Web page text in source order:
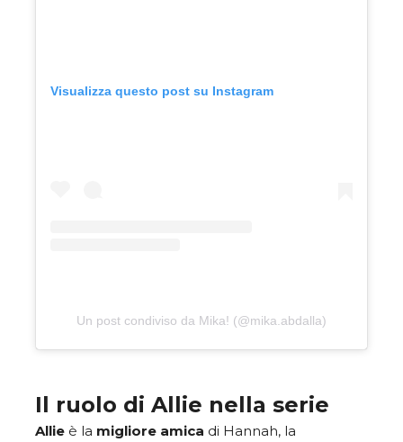
Visualizza questo post su Instagram
Un post condiviso da Mika! (@mika.abdalla)
Il ruolo di Allie nella serie
Allie è la migliore amica di Hannah, la